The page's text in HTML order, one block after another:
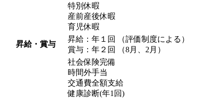
特別休暇
産前産後休暇
育児休暇
昇給・賞与
昇給：年１回 （評価制度による）
賞与：年２回 （8月、2月）
社会保険完備
時間外手当
交通費全額支給
健康診断(年1回)